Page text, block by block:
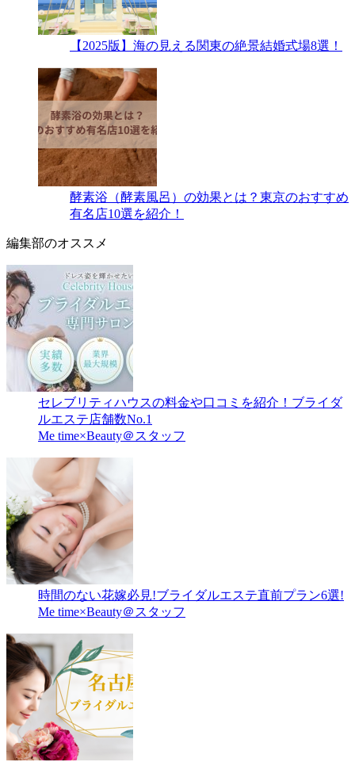
【2025版】海の見える関東の絶景結婚式場8選！
酵素浴（酵素風呂）の効果とは？東京のおすすめ
有名店10選を紹介！
編集部のオススメ
セレブリティハウスの料金や口コミを紹介！ブライダ
ルエステ店舗数No.1
Me time×Beauty＠スタッフ
時間のない花嫁必見!ブライダルエステ直前プラン6選!
Me time×Beauty＠スタッフ